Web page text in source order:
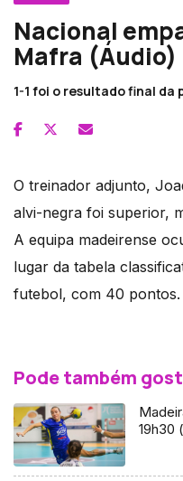
Nacional
Mafra (Áudio)
1-1 foi o resultado final da
O treinador adjunto,
alvi-negra foi superior,
A equipa madeirense
lugar da tabela
futebol, com 40 pontos.
Pode também
19h30